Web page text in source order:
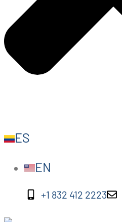
ES
EN
+1 832 412 2223